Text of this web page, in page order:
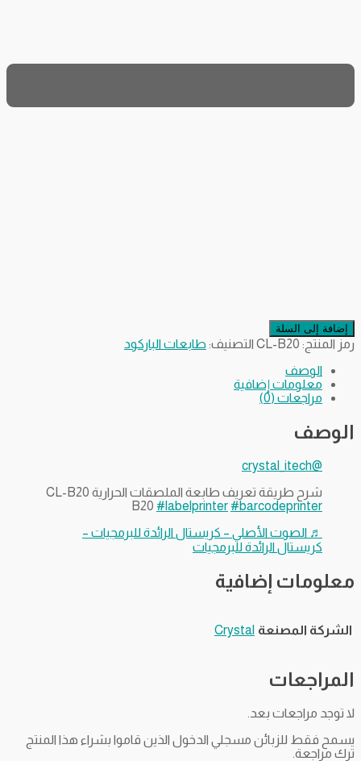
إضافة إلى السلة
رمز المنتج: CL-B20 التصنيف: طابعات الباركود
الوصف
معلومات إضافية
مراجعات (0)
الوصف
@crystal_itech
شرح طريقة تعريف طابعة الملصقات الحرارية CL-B20
B20 #labelprinter #barcodeprinter
♬ الصوت الأصلي – كريستال الرائدة للبرمجيات –
كريستال الرائدة للبرمجيات
معلومات إضافية
الشركة المصنعة Crystal
المراجعات
لا توجد مراجعات بعد.
يسمح فقط للزبائن مسجلي الدخول الذين قاموا بشراء هذا المنتج
ترك مراجعة.